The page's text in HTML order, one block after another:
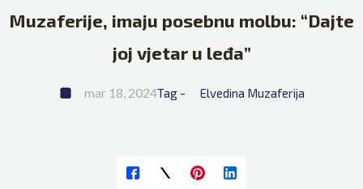
Muzaferije, imaju posebnu molbu: “Dajte
joj vjetar u leđa”
mar 18, 2024Tag - Elvedina Muzaferija